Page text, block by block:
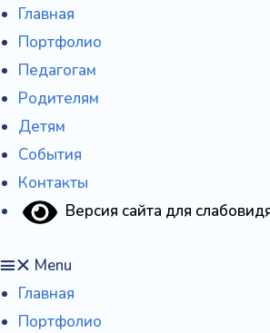
Перейти
к
содержимому
Главная
Портфолио
Педагогам
Родителям
Детям
События
Контакты
Версия сайта для
Menu
Главная
Портфолио